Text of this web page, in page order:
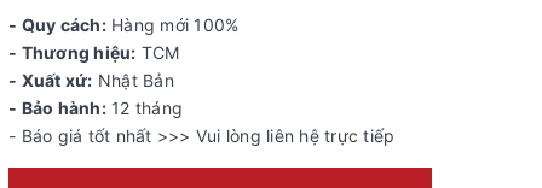
- Quy cách:Hàng mới 100%
- Thương hiệu: TCM
- Xuất xứ: Nhật Bản
- Bảo hành:12 tháng
- Báo giá tốt nhất >>> Vui lòng liên hệ trực tiếp